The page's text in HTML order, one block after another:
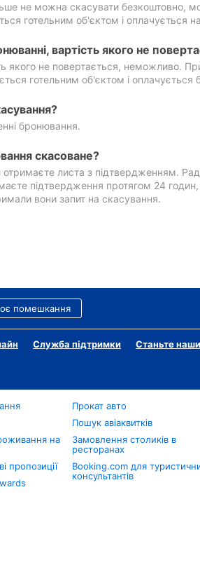
не можна скасувати безкоштовно,
готельним об'єктом і оплачується на
вартість якого не
якого не повертається, неможливо.
готельним об'єктом і оплачується
бронювання.
скасоване?
листа з підтвердженням.
підтвердження протягом 24 годин,
вони запит на скасування.
помешкання
Служба підтримки Станьте
на
пропозиції
Прокат авто
Пошук авіаквитків
Замовлення столиків в
ресторанах
Booking.com для
консультантів